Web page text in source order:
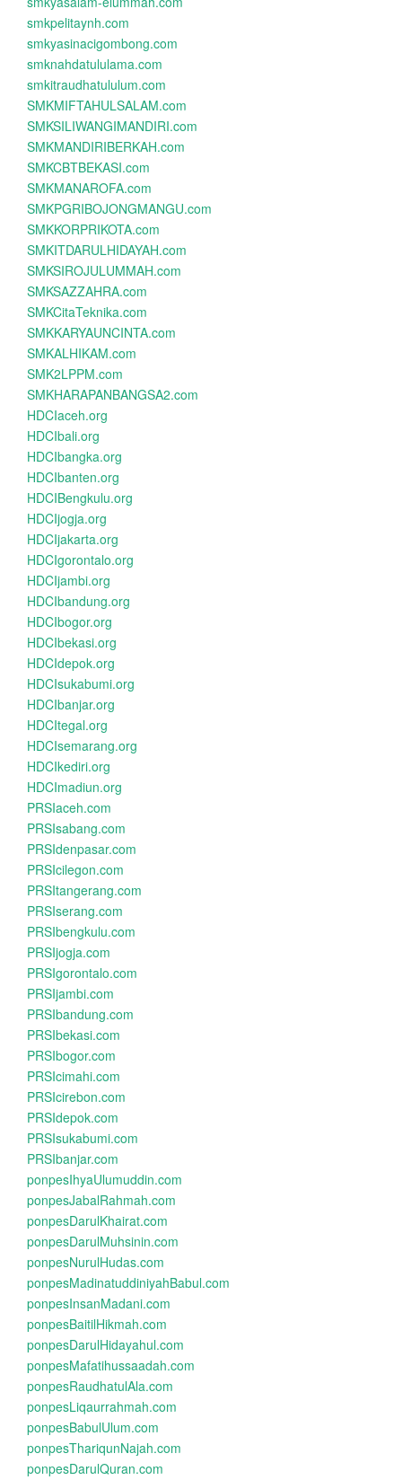
smkpelitaynh.com
smkyasinacigombong.com
smknahdatululama.com
smkitraudhatululum.com
SMKMIFTAHULSALAM.com
SMKSILIWANGIMANDIRI.com
SMKMANDIRIBERKAH.com
SMKCBTBEKASI.com
SMKMANAROFA.com
SMKPGRIBOJONGMANGU.com
SMKKORPRIKOTA.com
SMKITDARULHIDAYAH.com
SMKSIROJULUMMAH.com
SMKSAZZAHRA.com
SMKCitaTeknika.com
SMKKARYAUNCINTA.com
SMKALHIKAM.com
SMK2LPPM.com
SMKHARAPANBANGSA2.com
HDCIaceh.org
HDCIbali.org
HDCIbangka.org
HDCIbanten.org
HDCIBengkulu.org
HDCIjogja.org
HDCIjakarta.org
HDCIgorontalo.org
HDCIjambi.org
HDCIbandung.org
HDCIbogor.org
HDCIbekasi.org
HDCIdepok.org
HDCIsukabumi.org
HDCIbanjar.org
HDCItegal.org
HDCIsemarang.org
HDCIkediri.org
HDCImadiun.org
PRSIaceh.com
PRSIsabang.com
PRSIdenpasar.com
PRSIcilegon.com
PRSItangerang.com
PRSIserang.com
PRSIbengkulu.com
PRSIjogja.com
PRSIgorontalo.com
PRSIjambi.com
PRSIbandung.com
PRSIbekasi.com
PRSIbogor.com
PRSIcimahi.com
PRSIcirebon.com
PRSIdepok.com
PRSIsukabumi.com
PRSIbanjar.com
ponpesIhyaUlumuddin.com
ponpesJabalRahmah.com
ponpesDarulKhairat.com
ponpesDarulMuhsinin.com
ponpesNurulHudas.com
ponpesMadinatuddiniyahBabul.com
ponpesInsanMadani.com
ponpesBaitilHikmah.com
ponpesDarulHidayahul.com
ponpesMafatihussaadah.com
ponpesRaudhatulAla.com
ponpesLiqaurrahmah.com
ponpesBabulUlum.com
ponpesThariqunNajah.com
ponpesDarulQuran.com